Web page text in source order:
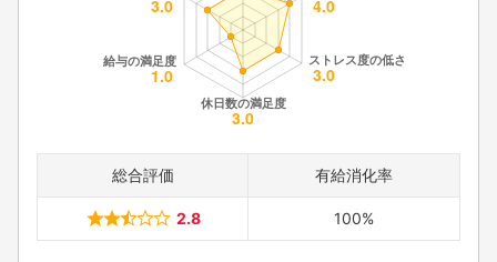
総合評価 有給消化率
2.8 100%